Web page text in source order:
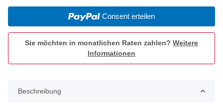
Consent erteilen
Sie möchten in monatlichen Raten zahlen? Weitere
Informationen
Beschreibung